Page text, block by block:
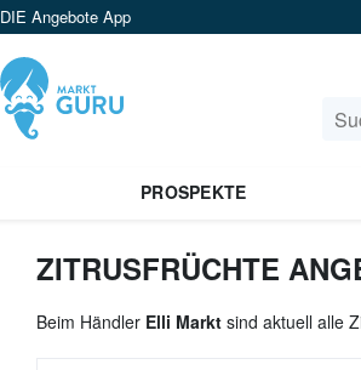
DIE Angebote App
PROSPEKTE
ZITRUSFRÜCHTE
Beim Händler Elli Markt sind aktuell alle